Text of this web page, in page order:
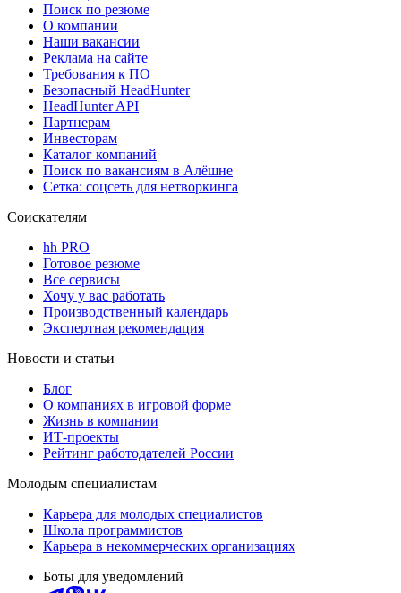
Поиск по резюме
О компании
Наши вакансии
Реклама на сайте
Требования к ПО
Безопасный HeadHunter
HeadHunter API
Партнерам
Инвесторам
Каталог компаний
Поиск по вакансиям в Алёшне
Сетка: соцсеть для нетворкинга
Соискателям
hh PRO
Готовое резюме
Все сервисы
Хочу у вас работать
Производственный календарь
Экспертная рекомендация
Новости и статьи
Блог
О компаниях в игровой форме
Жизнь в компании
ИТ-проекты
Рейтинг работодателей России
Молодым специалистам
Карьера для молодых специалистов
Школа программистов
Карьера в некоммерческих организациях
Боты для уведомлений